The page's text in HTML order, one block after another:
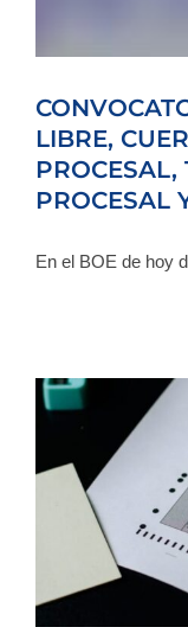
LIBRE,
PROCESAL,
PROCESAL
En el BOE de hoy